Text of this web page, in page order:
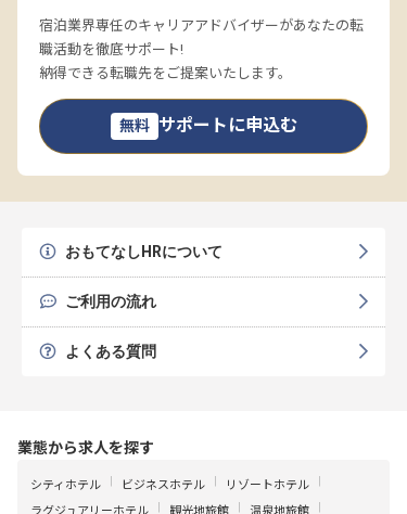
宿泊業界専任のキャリアアドバイザーがあなたの転
職活動を徹底サポート!
納得できる転職先をご提案いたします。
無料 サポートに申込む
おもてなしHRについて
ご利用の流れ
よくある質問
業態から求人を探す
シティホテル ビジネスホテル
リゾートホテル
ラグジュアリーホテル
観光地旅館 温泉地旅館